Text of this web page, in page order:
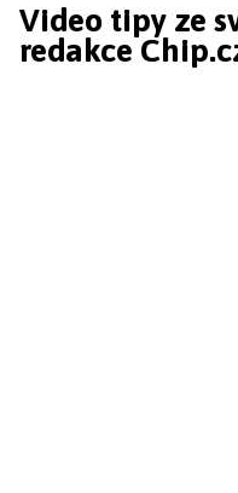
Video tipy ze
redakce